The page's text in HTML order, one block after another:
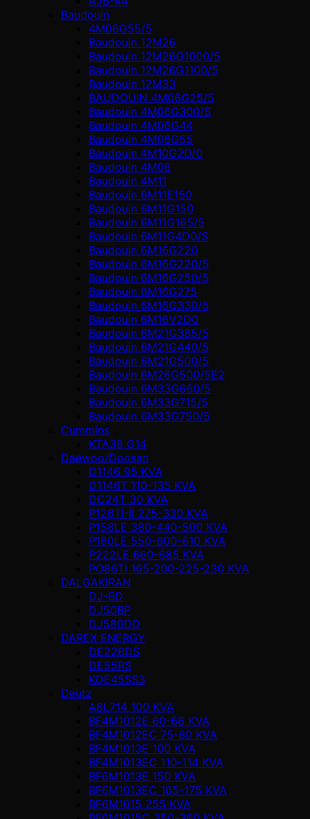
Baudouin
4M06G55/5
Baudouin 12M26
Baudouin 12M26G1000/5
Baudouin 12M26G1100/5
Baudouin 12M33
BAUDOUIN 4M06G25/5
Baudouin 4M06G300/S
Baudouin 4M06G44
Baudouin 4M06G55
Baudouin 4M10G2D/0
Baudouin 4М06
Baudouin 4М11
Baudouin 6M11E150
Baudouin 6M11G150
Baudouin 6M11G165/5
Baudouin 6M11G4D0/S
Baudouin 6M16G220
Baudouin 6M16G220/5
Baudouin 6M16G250/5
Baudouin 6M16G275
Baudouin 6M16G330/5
Baudouin 6M16V2D0
Baudouin 6M21G385/5
Baudouin 6M21G440/5
Baudouin 6M21G500/5
Baudouin 6M26G500/5E2
Baudouin 6M33G660/5
Baudouin 6M33G715/5
Baudouin 6M33G750/5
Cummins
KTA38 G14
Daewoo/Doosan
D1146 95 KVA
D1146T 110-135 KVA
DC24T 30 KVA
P126TI-II 275-330 KVA
P158LE 380-440-500 KVA
P180LE 550-600-610 KVA
P222LE 660-685 KVA
PO86TI 165-200-225-230 KVA
DALGAKIRAN
DJ-BD
DJ50BP
DJ580DD
DAREX ENERGY
DE22BDS
DE55RS
KDE45SS3
Deutz
A8L714 100 KVA
BF4M1012E 60-66 KVA
BF4M1012EC 75-80 KVA
BF4M1013E 100 KVA
BF4M1013EC 110-114 KVA
BF6M1013E 150 KVA
BF6M1013EC 165-175 KVA
BF6M1015 255 KVA